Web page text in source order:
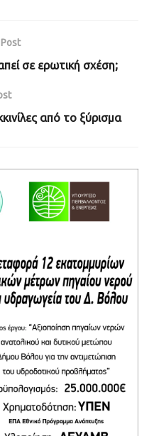
σε ερωτική σχέση;
από το ξύρισμα